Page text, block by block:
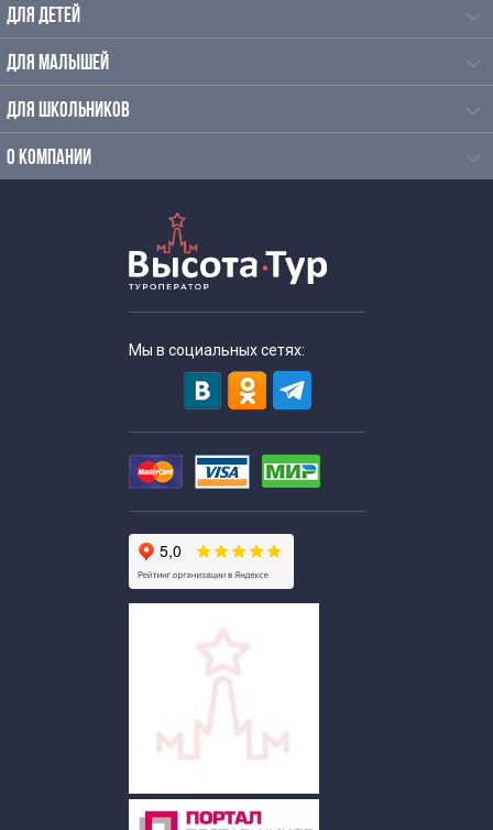
Экскурсии по Москве на итальянском языке
Экскурсии по Москве на немецком языке
Экскурсии для иностранцев по Москве на польском
Исторические экскурсии для школьников
Исторические экскурсии по Москве
Экскурсии в Кремль
Экскурсии в музеи Москвы
Экскурсии в исторические музеи
Пешеходные экскурсии по Москве
Познавательные экскурсии
Экскурсии по Москве в будние дни
ВИП экскурсии по Москве на немецком языке
ДЛЯ ДЕТЕЙ
ДЛЯ МАЛЫШЕЙ
ДЛЯ ШКОЛЬНИКОВ
О КОМПАНИИ
Мы в социальных сетях: